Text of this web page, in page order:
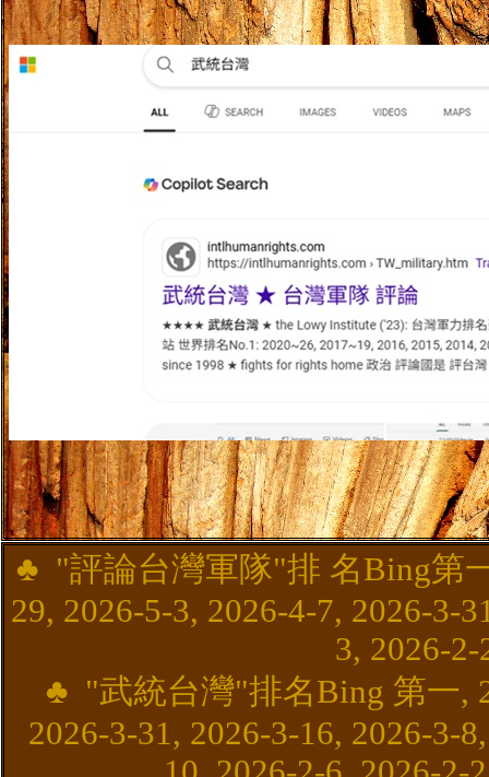
♣ "評論台灣軍隊"排 名Bing第
29, 2026-5-3, 2026-4-7, 2026-3-
3, 2026-
♣ "武統台灣"排名Bing 第一,
2026-3-31, 2026-3-16, 2026-3-